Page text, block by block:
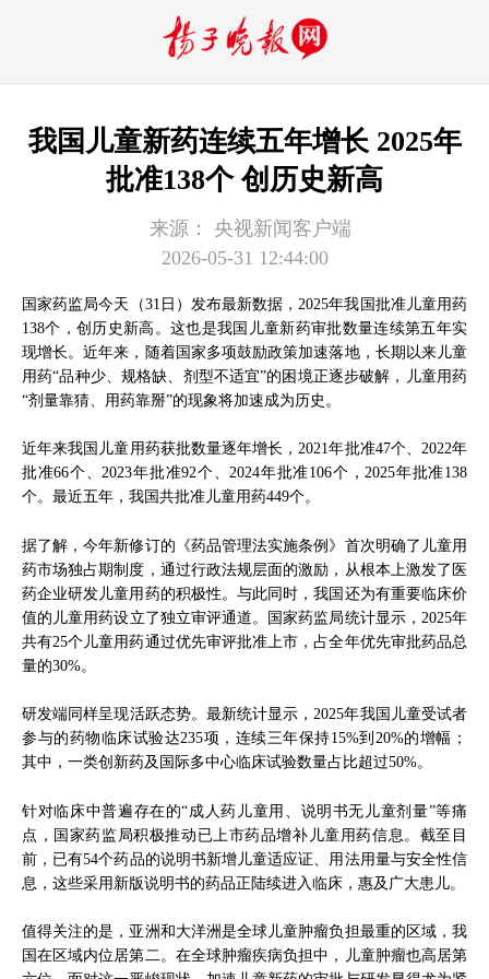
我国儿童新药连续五年增长 2025年
批准138个 创历史新高
来源：
央视新闻客户端
2026-05-31 12:44:00
国家药监局今天（31日）发布最新数据，2025年我国批准儿童用药
138个，创历史新高。这也是我国儿童新药审批数量连续第五年实
现增长。近年来，随着国家多项鼓励政策加速落地，长期以来儿童
用药“品种少、规格缺、剂型不适宜”的困境正逐步破解，儿童用药
“剂量靠猜、用药靠掰”的现象将加速成为历史。
近年来我国儿童用药获批数量逐年增长，2021年批准47个、2022年
批准66个、2023年批准92个、2024年批准106个，2025年批准138
个。最近五年，我国共批准儿童用药449个。
据了解，今年新修订的《药品管理法实施条例》首次明确了儿童用
药市场独占期制度，通过行政法规层面的激励，从根本上激发了医
药企业研发儿童用药的积极性。与此同时，我国还为有重要临床价
值的儿童用药设立了独立审评通道。国家药监局统计显示，2025年
共有25个儿童用药通过优先审评批准上市，占全年优先审批药品总
量的30%。
研发端同样呈现活跃态势。最新统计显示，2025年我国儿童受试者
参与的药物临床试验达235项，连续三年保持15%到20%的增幅；
其中，一类创新药及国际多中心临床试验数量占比超过50%。
针对临床中普遍存在的“成人药儿童用、说明书无儿童剂量”等痛
点，国家药监局积极推动已上市药品增补儿童用药信息。截至目
前，已有54个药品的说明书新增儿童适应证、用法用量与安全性信
息，这些采用新版说明书的药品正陆续进入临床，惠及广大患儿。
值得关注的是，亚洲和大洋洲是全球儿童肿瘤负担最重的区域，我
国在区域内位居第二。在全球肿瘤疾病负担中，儿童肿瘤也高居第